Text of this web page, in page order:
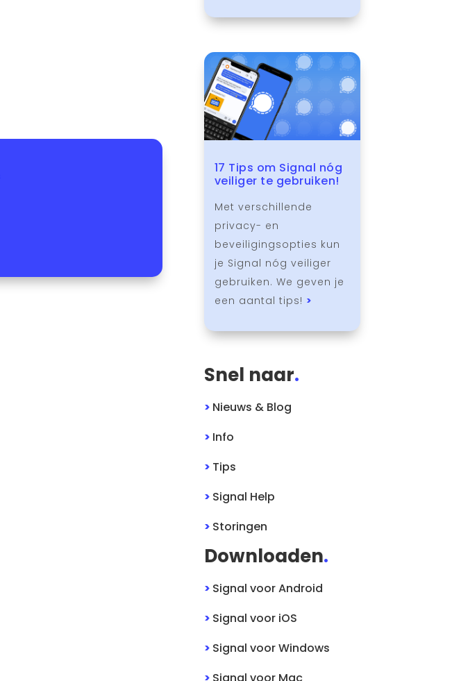
17 Tips om Signal nóg
veiliger te gebruiken!
Met verschillende
privacy- en
beveiligingsopties kun
je Signal nóg veiliger
gebruiken. We geven je
een aantal tips! >
Snel naar.
> Nieuws & Blog
> Info
> Tips
> Signal Help
> Storingen
Downloaden.
> Signal voorAndroid
> Signal voor iOS
> Signal voorWindows